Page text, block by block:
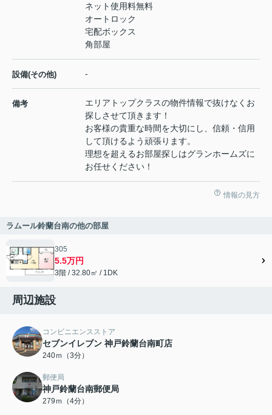
ネット使用料無料
オートロック
宅配ボックス
角部屋
設備(その他) -
備考
エリアトップクラスの物件情報で抜けなくお
探しさせて頂きます！
お客様の貴重な時間を大切にし、信頼・信用
して頂けるよう頑張ります。
理想を超えるお部屋探しはグランホームズに
お任せください！
情報の見方
ラムール鈴蘭台南の他の部屋
305
5.5万円
3階 / 32.80㎡ / 1DK
周辺施設
コンビニエンスストア
セブンイレブン 神戸鈴蘭台南町店
240ｍ（3分）
郵便局
神戸鈴蘭台南郵便局
279ｍ（4分）